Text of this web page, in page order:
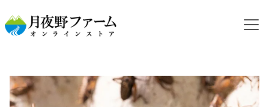
【活餌】フタホシコオロギ S 100g